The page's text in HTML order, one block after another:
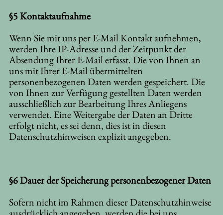
§5 Kontaktaufnahme
Wenn Sie mit uns per E-Mail Kontakt aufnehmen,
werden Ihre IP-Adresse und der Zeitpunkt der
Absendung Ihrer E-Mail erfasst. Die von Ihnen an
uns mit Ihrer E-Mail übermittelten
personenbezogenen Daten werden gespeichert. Die
von Ihnen zur Verfügung gestellten Daten werden
ausschließlich zur Bearbeitung Ihres Anliegens
verwendet. Eine Weitergabe der Daten an Dritte
erfolgt nicht, es sei denn, dies ist in diesen
Datenschutzhinweisen explizit angegeben.
§6 Dauer der Speicherung personenbezogener Daten
Sofern nicht im Rahmen dieser Datenschutzhinweise